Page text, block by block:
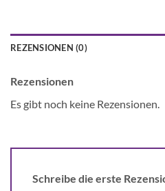
REZENSIONEN (0)
Rezensionen
Es gibt noch keine Rezensionen.
Schreibe die erste